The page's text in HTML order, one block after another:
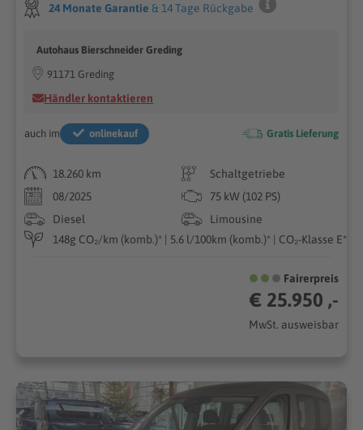
24 Monate Garantie & 14 Tage Rückgabe
Autohaus Bierschneider Greding
91171 Greding
Händler kontaktieren
auch im onlinekauf Gratis Lieferung
18.260 km
Schaltgetriebe
08/2025
75 kW (102 PS)
Diesel
Limousine
148g CO₂/km (komb.)* | 5.6 l/100km (komb.)* | CO₂-Klasse E*
Fairerpreis
€ 25.950 ,-
MwSt. ausweisbar